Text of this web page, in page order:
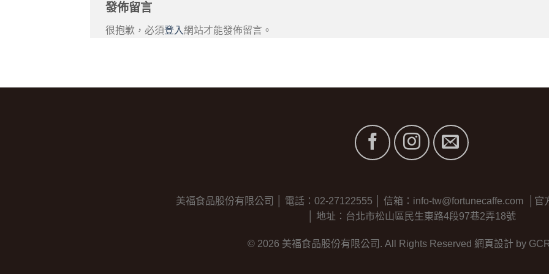
發佈留言
很抱歉，必須登入網站才能發佈留言。
美福食品股份有限公司 │ 電話：02-27122555 │ 信箱：info-tw@fortunecaffe.com │官
│ 地址：台北市松山區民生東路4段97巷2弄18號
© 2026 美福食品股份有限公司. All Rights Reserved 網頁設計by